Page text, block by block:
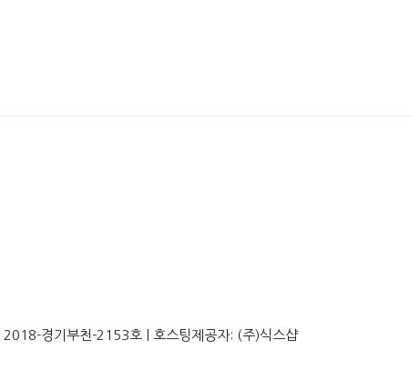
2018-경기부천-2153호 | 호스팅제공자: (주)식스샵